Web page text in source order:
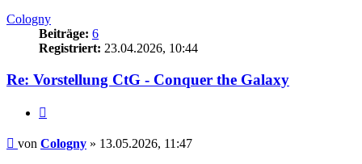
Cologny
Beiträge: 6
Registriert: 23.04.2026, 10:44
Re: Vorstellung CtG - Conquer the Galaxy
Beitrag
von Cologny » 13.05.2026, 11:47